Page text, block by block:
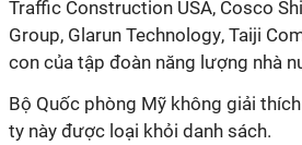
Traffic Construction USA, Cosco
Group, Glarun Technology, Taiji
con của tập đoàn năng lượng nhà
Bộ Quốc phòng Mỹ không giải
ty này được loại khỏi danh sách.